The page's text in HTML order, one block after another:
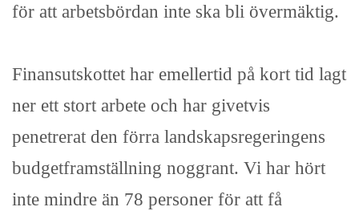
för att arbetsbördan inte ska bli övermäktig.
Finansutskottet har emellertid på kort tid lagt
ner ett stort arbete och har givetvis
penetrerat den förra landskapsregeringens
budgetframställning noggrant. Vi har hört
inte mindre än 78 personer för att få